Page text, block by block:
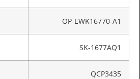
OP-EWK16770-A1
SK-1677AQ1
QCP3435